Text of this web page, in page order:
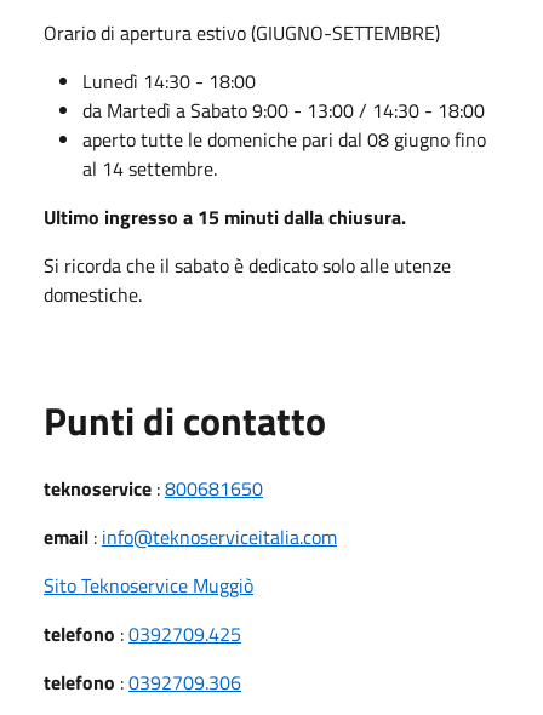
Orario di apertura estivo (GIUGNO-SETTEMBRE)
Lunedì 14:30 - 18:00
da Martedì a Sabato 9:00 - 13:00 / 14:30 - 18:00
aperto tutte le domeniche pari dal 08 giugno fino
al 14 settembre.
Ultimo ingresso a 15 minuti dalla chiusura.
Si ricorda che il sabato è dedicato solo alle utenze
domestiche.
Punti di contatto
teknoservice :800681650
email : info@teknoserviceitalia.com
Sito Teknoservice Muggiò
telefono :0392709.425
telefono :0392709.306